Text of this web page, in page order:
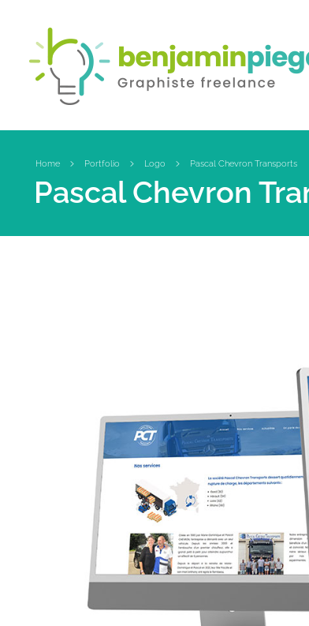
Home Portfolio Logo Pascal Chevron Transports
Pascal Chevron